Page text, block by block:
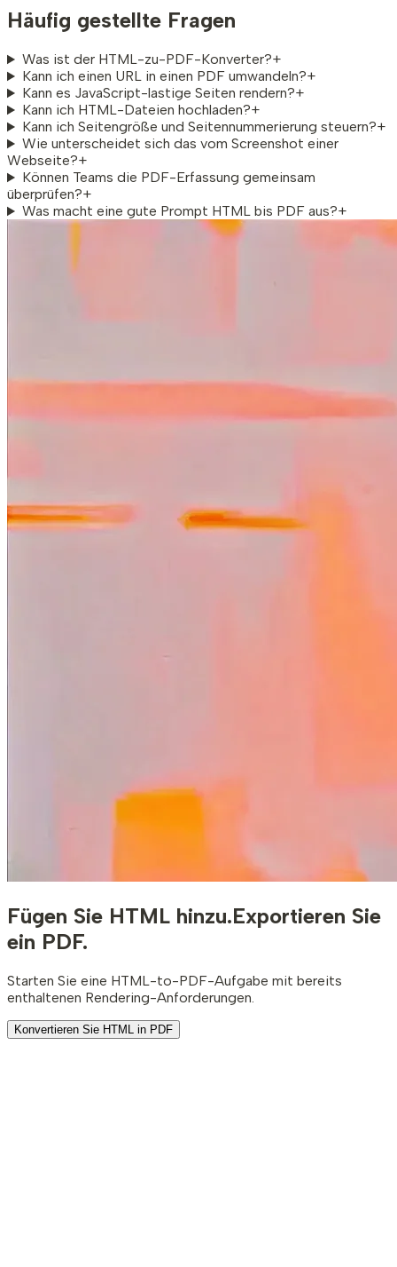
Häufig gestellte Fragen
Was ist der HTML-zu-PDF-Konverter?+
Kann ich einen URL in einen PDF umwandeln?+
Kann es JavaScript-lastige Seiten rendern?+
Kann ich HTML-Dateien hochladen?+
Kann ich Seitengröße und Seitennummerierung steuern?+
Wie unterscheidet sich das vom Screenshot einer
Webseite?+
Können Teams die PDF-Erfassung gemeinsam
überprüfen?+
Was macht eine gute Prompt HTML bis PDF aus?+
Fügen Sie HTML hinzu.Exportieren Sie
ein PDF.
Starten Sie eine HTML-to-PDF-Aufgabe mit bereits
enthaltenen Rendering-Anforderungen.
Konvertieren Sie HTML in PDF